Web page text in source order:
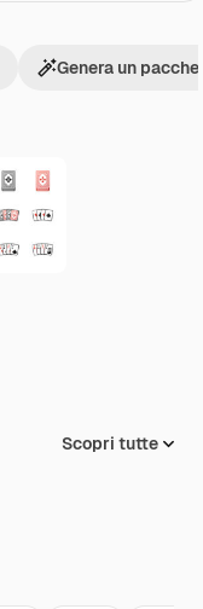
Genera un
Scopri tutte